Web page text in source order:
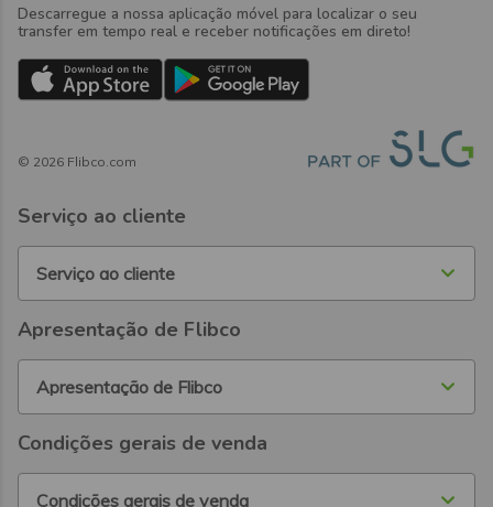
Descarregue a nossa aplicação móvel para localizar o seu
transfer em tempo real e receber notificações em direto!
© 2026 Flibco.com
Serviço ao cliente
Serviço ao cliente
Apresentação de Flibco
Apresentação de Flibco
Condições gerais de venda
Condições gerais de venda